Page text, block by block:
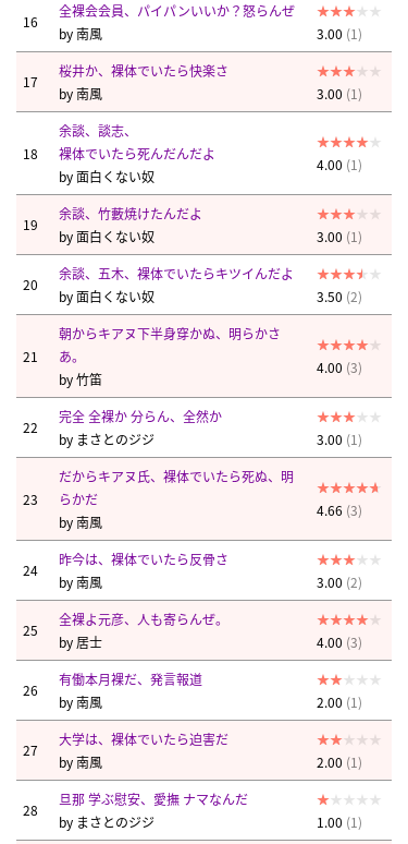
16
全裸会会員、パイパンいいか？怒らんぜ
by南風 3.00 (1)
17
桜井か、裸体でいたら快楽さ
by南風 3.00 (1)
18
余談、談志、
裸体でいたら死んだんだよ
by面白くない奴
4.00 (1)
19
余談、竹藪焼けたんだよ
by面白くない奴 3.00 (1)
20
余談、五木、裸体でいたらキツイんだよ
by面白くない奴 3.50 (2)
21
朝からキアヌ下半身穿かぬ、明らかさ
あ。
by竹笛
4.00 (3)
22
完全 全裸か 分らん、全然か
by まさとのジジ 3.00 (1)
23
だからキアヌ氏、裸体でいたら死ぬ、明
らかだ
by南風
4.66 (3)
24
昨今は、裸体でいたら反骨さ
by南風 3.00 (2)
25
全裸よ元彦、人も寄らんぜ。
by 居士 4.00 (3)
26
有働本月裸だ、発言報道
by南風 2.00 (1)
27
大学は、裸体でいたら迫害だ
by南風 2.00 (1)
28
旦那 学ぶ慰安、愛撫 ナマなんだ
by まさとのジジ 1.00 (1)